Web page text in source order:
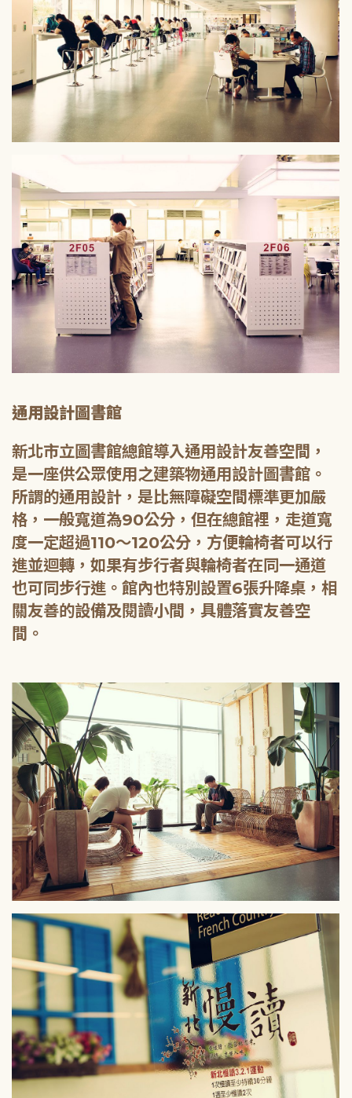
通用設計圖書館
新北市立圖書館總館導入通用設計友善空間，
是一座供公眾使用之建築物通用設計圖書館。
所謂的通用設計，是比無障礙空間標準更加嚴
格，一般寬道為90公分，但在總館裡，走道寬
度一定超過110～120公分，方便輪椅者可以行
進並迴轉，如果有步行者與輪椅者在同一通道
也可同步行進。館內也特別設置6張升降桌，相
關友善的設備及閱讀小間，具體落實友善空
間。